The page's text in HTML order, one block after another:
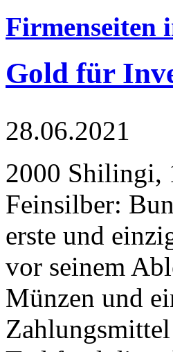
Firmenseiten
Gold für
28.06.2021
2000 Shilingi,
Feinsilber:
erste und
vor seinem
Münzen und